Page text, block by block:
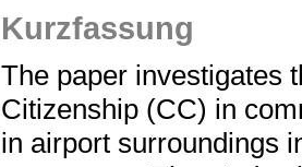
Kurzfassung
The paper investigates
Citizenship (CC) in
in airport surroundings